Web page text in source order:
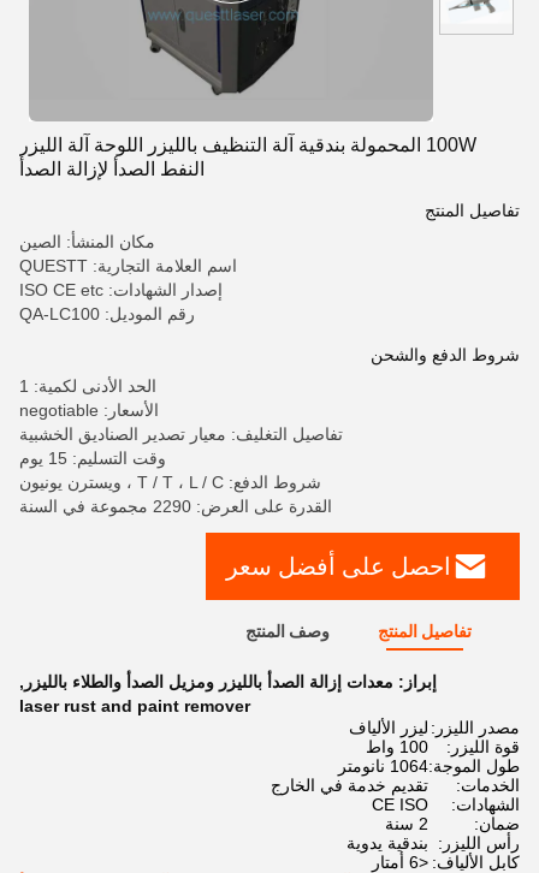
100W المحمولة بندقية آلة التنظيف بالليزر اللوحة آلة الليزر
النفط الصدأ لإزالة الصدأ
تفاصيل المنتج
مكان المنشأ: الصين
اسم العلامة التجارية: QUESTT
إصدار الشهادات: ISO CE etc
رقم الموديل: QA-LC100
شروط الدفع والشحن
الحد الأدنى لكمية: 1
الأسعار: negotiable
تفاصيل التغليف: معيار تصدير الصناديق الخشبية
وقت التسليم: 15 يوم
شروط الدفع: T / T ، L / C ، ويسترن يونيون
القدرة على العرض: 2290 مجموعة في السنة
احصل على أفضل سعر
تفاصيل المنتج وصف المنتج
إبراز: معدات إزالة الصدأ بالليزر ومزيل الصدأ والطلاء بالليزر ,
laser rust and paint remover
مصدر الليزر: ليزر الألياف
قوة الليزر:
100 واط
طول الموجة:1064 نانومتر
الخدمات:
تقديم خدمة في الخارج
الشهادات:
CE ISO
ضمان:
2 سنة
رأس الليزر:
بندقية يدوية
كابل الألياف: <6 أمتار